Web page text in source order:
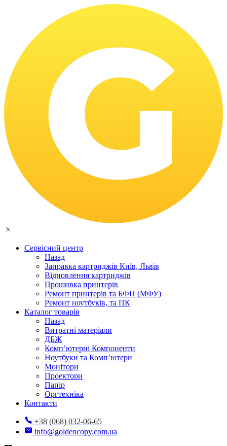
Сервісний центр
Назад
Заправка картриджів Київ, Львів
Відновлення картриджів
Прошивка принтерів
Ремонт принтерів та БФП (МФУ)
Ремонт ноутбуків, та ПК
Каталог товарів
Назад
Витратні матеріали
ДБЖ
Комп’ютерні Компоненти
Ноутбуки та Комп’ютери
Монітори
Проектори
Папір
Оргтехніка
Контакти
+38 (068) 032-06-65
info@goldencopy.com.ua